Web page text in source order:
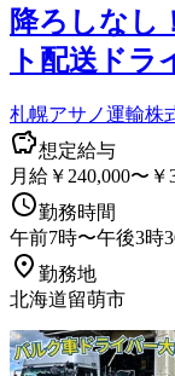
降ろしなし
ト配送ドラ
札幌アサノ運輸株
想定給与
月給￥240,000〜￥
勤務時間
午前7時〜午後3時
勤務地
北海道留萌市